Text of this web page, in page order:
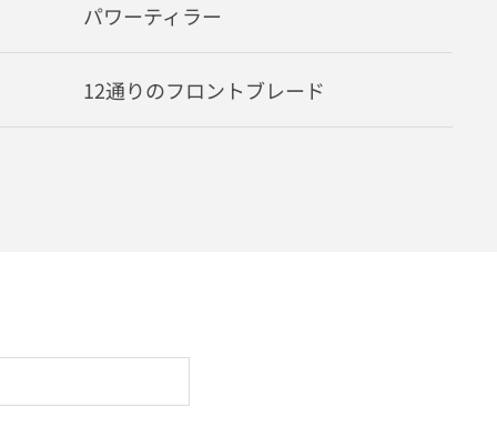
パワーティラー
12通りのフロントブレード